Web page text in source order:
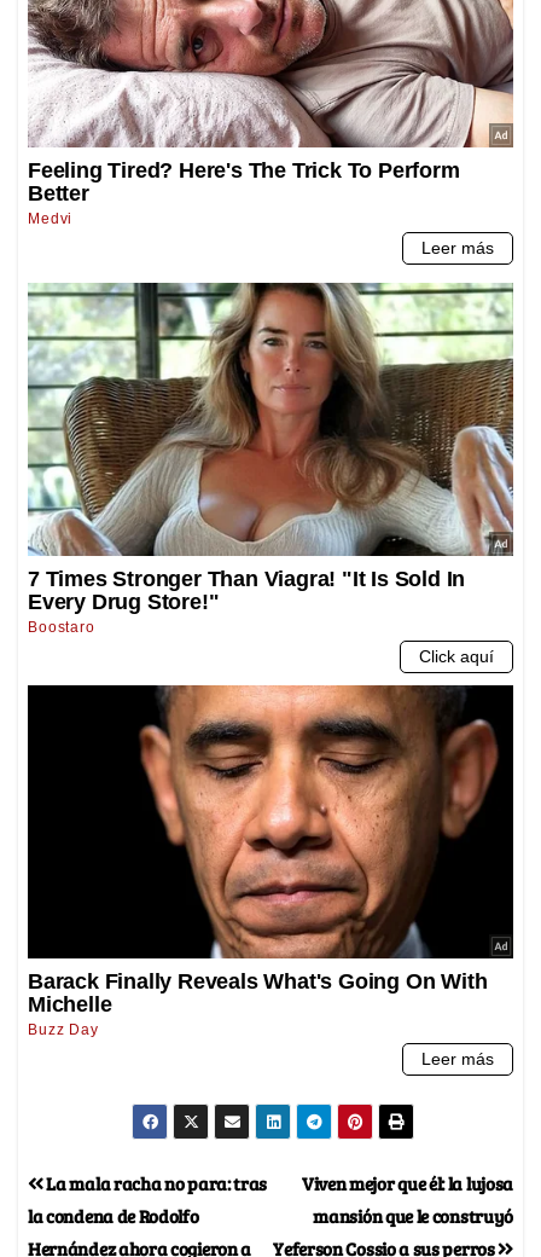
Viven mejor que él: la lujosa
mansión que le construyó
Yeferson Cossio a sus perros
La mala racha no para: tras
la condena de Rodolfo
Hernández ahora cogieron a